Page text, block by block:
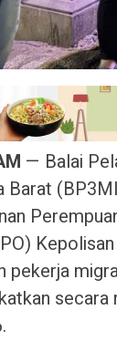
— Balai
Barat
pekerja